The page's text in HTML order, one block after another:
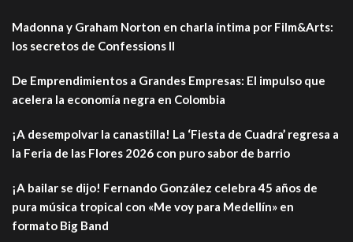
Madonna y Graham Norton en charla íntima por Film&Arts:
los secretos de Confessions II
De Emprendimientos a Grandes Empresas: El impulso que
acelera la economía negra en Colombia
¡A desempolvar la canastilla! La ‘Fiesta de Cuadra’ regresa a
la Feria de las Flores 2026 con puro sabor de barrio
¡A bailar se dijo! Fernando González celebra 45 años de
pura música tropical con «Me voy para Medellín» en
formato Big Band